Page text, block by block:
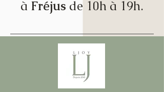
à Fréjus de 10h à 19h.